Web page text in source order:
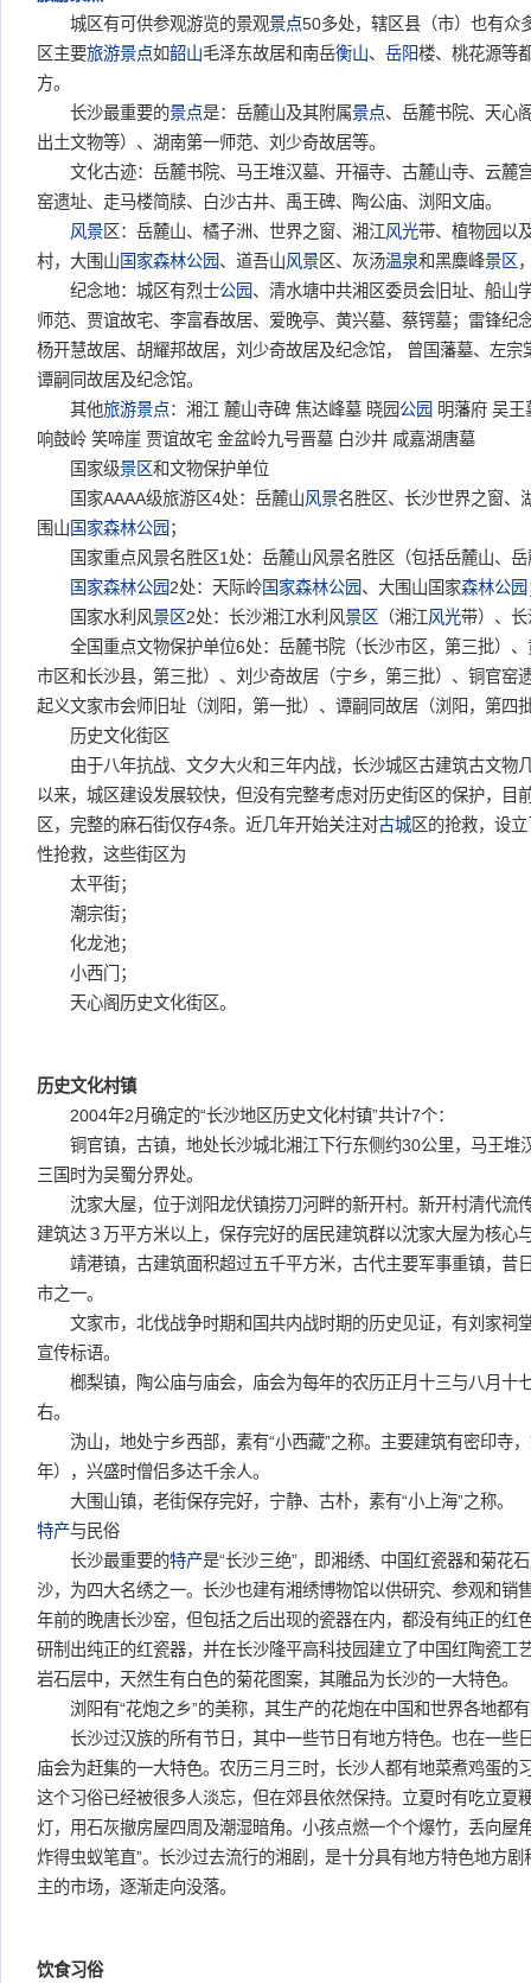
城区有可供参观游览的景观景点50多处，辖区县（市）也有众
区主要旅游景点如韶山毛泽东故居和南岳衡山、 岳阳楼、桃花源等
方。
长沙最重要的景点是：岳麓山及其附属景点、岳麓书院、天心
出土文物等）、湖南第一师范、刘少奇故居等。
文化古迹：岳麓书院、马王堆汉墓、开福寺、古麓山寺、云麓
窑遗址、走马楼简牍、白沙古井、禹王碑、陶公庙、浏阳文庙。
风景区：岳麓山、橘子洲、世界之窗、湘江风光带、植物园以
村，大围山 国家森林公园、道吾山风景区、灰汤温泉和黑麋峰景区
纪念地：城区有烈士公园、清水塘中共湘区委员会旧址、船山
师范、贾谊故宅、李富春故居、爱晚亭、黄兴墓、蔡锷墓；雷锋纪
杨开慧故居、胡耀邦故居，刘少奇故居及纪念馆， 曾国藩墓、左
谭嗣同故居及纪念馆。
其他旅游景点：湘江 麓山寺碑 焦达峰墓 晓园公园 明藩府 吴
响鼓岭 笑啼崖 贾谊故宅 金盆岭九号晋墓 白沙井 咸嘉湖唐墓
国家级景区和文物保护单位
国家AAAA级旅游区4处：岳麓山风景名胜区、长沙世界之窗、
围山 国家森林公园 ；
国家重点风景名胜区1处：岳麓山风景名胜区（包括岳麓山、岳
国家森林公园2处：天际岭国家森林公园、大围山国家森林公园
国家水利风景区2处：长沙湘江水利风景区 （湘江风光带）、
全国重点文物保护单位6处：岳麓书院（长沙市区，第三批）、
市区和长沙县，第三批）、刘少奇故居（宁乡，第三批）、铜官窑
起义文家市会师旧址（浏阳，第一批）、谭嗣同故居（浏阳，第四
历史文化街区
由于八年抗战、文夕大火和三年内战，长沙城区古建筑古文物
以来，城区建设发展较快，但没有完整考虑对历史街区的保护，目
区，完整的麻石街仅存4条。近几年开始关注对古城区的抢救，设
性抢救，这些街区为
太平街；
潮宗街；
化龙池；
小西门；
天心阁历史文化街区。
历史文化村镇
2004年2月确定的“长沙地区历史文化村镇”共计7个：
铜官镇，古镇，地处长沙城北湘江下行东侧约30公里，马王堆
三国时为吴蜀分界处。
沈家大屋，位于浏阳龙伏镇捞刀河畔的新开村。新开村清代流
建筑达３万平方米以上，保存完好的居民建筑群以沈家大屋为核心
靖港镇，古建筑面积超过五千平方米，古代主要军事重镇，昔
市之一。
文家市，北伐战争时期和国共内战时期的历史见证，有刘家祠
宣传标语。
榔梨镇，陶公庙与庙会，庙会为每年的农历正月十三与八月十
右。
沩山，地处宁乡西部，素有“小西藏”之称。主要建筑有密印寺
年），兴盛时僧侣多达千余人。
大围山镇，老街保存完好，宁静、古朴，素有“小上海”之称。
特产与民俗
长沙最重要的特产是“长沙三绝”，即湘绣、中国红瓷器和菊花
沙，为四大名绣之一。长沙也建有湘绣博物馆以供研究、参观和销
年前的晚唐长沙窑，但包括之后出现的瓷器在内，都没有纯正的红
研制出纯正的红瓷器，并在长沙隆平高科技园建立了中国红陶瓷工
岩石层中，天然生有白色的菊花图案，其雕品为长沙的一大特色。
浏阳有“花炮之乡”的美称，其生产的花炮在中国和世界各地都
长沙过汉族的所有节日，其中一些节日有地方特色。也在一些
庙会为赶集的一大特色。农历三月三时，长沙人都有地菜煮鸡蛋的
这个习俗已经被很多人淡忘，但在郊县依然保持。立夏时有吃立夏
灯，用石灰撤房屋四周及潮湿暗角。小孩点燃一个个爆竹，丢向屋
炸得虫蚁笔直”。长沙过去流行的湘剧，是十分具有地方特色地方
主的市场，逐渐走向没落。
饮食习俗